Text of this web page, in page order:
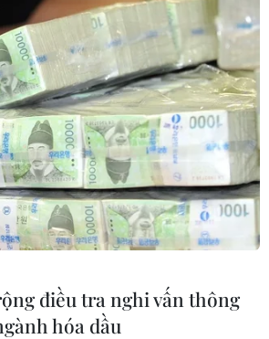
Số người thiệt mạng đã
người
điều tra nghi vấn thông
hóa dầu